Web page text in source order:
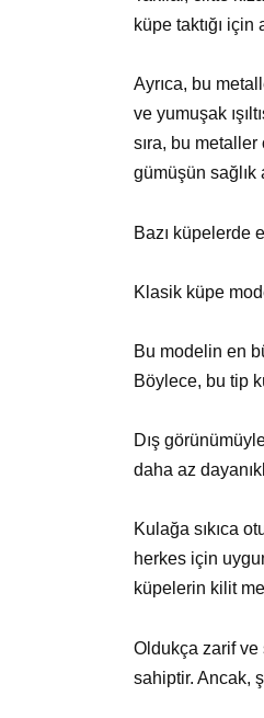
küpe taktığı
Ayrıca, bu
ve yumuşak
sıra, bu metaller
gümüşün sağlık
Bazı küpelerde
Klasik küpe
Bu modelin en
Böylece, bu tip
Dış
daha az
Kulağa sıkıca
herkes için
küpelerin kilit
Oldukça zarif ve
sahiptir. Ancak,